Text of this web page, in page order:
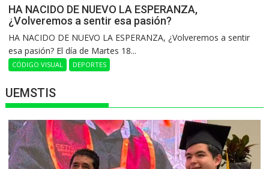
HA NACIDO DE NUEVO LA ESPERANZA,
¿Volveremos a sentir esa pasión?
HA NACIDO DE NUEVO LA ESPERANZA, ¿Volveremos a sentir
esa pasión? El día de Martes 18...
CÓDIGO VISUAL DEPORTES
UEMSTIS